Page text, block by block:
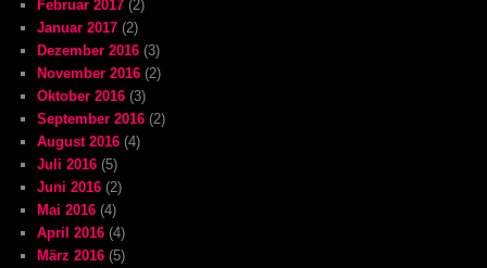
Februar 2017 (2)
Januar 2017 (2)
Dezember 2016 (3)
November 2016 (2)
Oktober 2016 (3)
September 2016 (2)
August 2016 (4)
Juli 2016 (5)
Juni 2016 (2)
Mai 2016 (4)
April 2016 (4)
März 2016 (5)